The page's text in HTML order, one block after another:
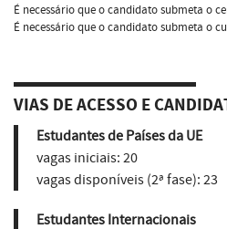
É necessário que o candidato submeta o
É necessário que o candidato submeta o
VIAS DE ACESSO E
Estudantes de Países da UE
vagas iniciais: 20
vagas disponíveis (2ª fase): 23
Estudantes Internacionais